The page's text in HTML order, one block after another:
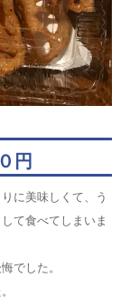
円
に美味しくて、う
て食べてしまいま
でした。